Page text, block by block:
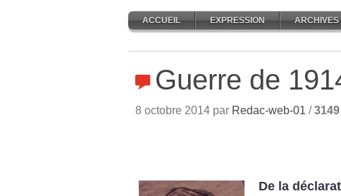
ACCUEIL EXPRESSION ARCHIVES
Guerre de
8 octobre 2014 par Redac-web-01 /3149
De la